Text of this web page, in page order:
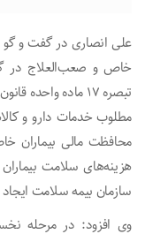
علی انصاری در گفت و گو
خاص و صعب‌العلاج در
مطلوب خدمات دارو و
محافظت مالی بیماران
هزینه‌های سلامت
سازمان بیمه سلامت
وی افزود: در مرحله